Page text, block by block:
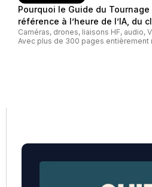
Pourquoi le Guide du
référence à l’heure de l’IA, du
Caméras, drones, liaisons HF, audio,
Avec plus de 300 pages entièrement